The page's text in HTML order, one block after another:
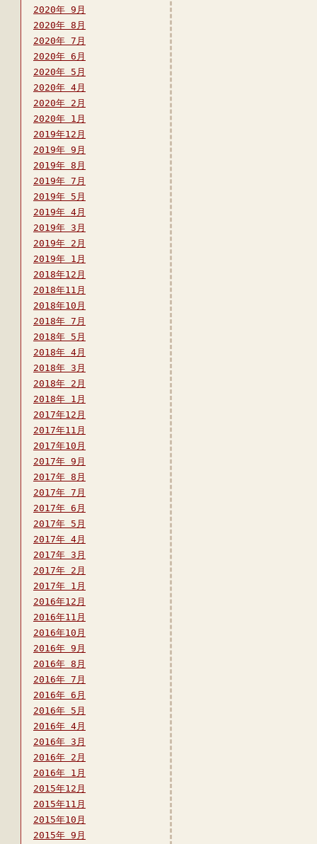
2020年 9月
2020年 8月
2020年 7月
2020年 6月
2020年 5月
2020年 4月
2020年 2月
2020年 1月
2019年12月
2019年 9月
2019年 8月
2019年 7月
2019年 5月
2019年 4月
2019年 3月
2019年 2月
2019年 1月
2018年12月
2018年11月
2018年10月
2018年 7月
2018年 5月
2018年 4月
2018年 3月
2018年 2月
2018年 1月
2017年12月
2017年11月
2017年10月
2017年 9月
2017年 8月
2017年 7月
2017年 6月
2017年 5月
2017年 4月
2017年 3月
2017年 2月
2017年 1月
2016年12月
2016年11月
2016年10月
2016年 9月
2016年 8月
2016年 7月
2016年 6月
2016年 5月
2016年 4月
2016年 3月
2016年 2月
2016年 1月
2015年12月
2015年11月
2015年10月
2015年 9月